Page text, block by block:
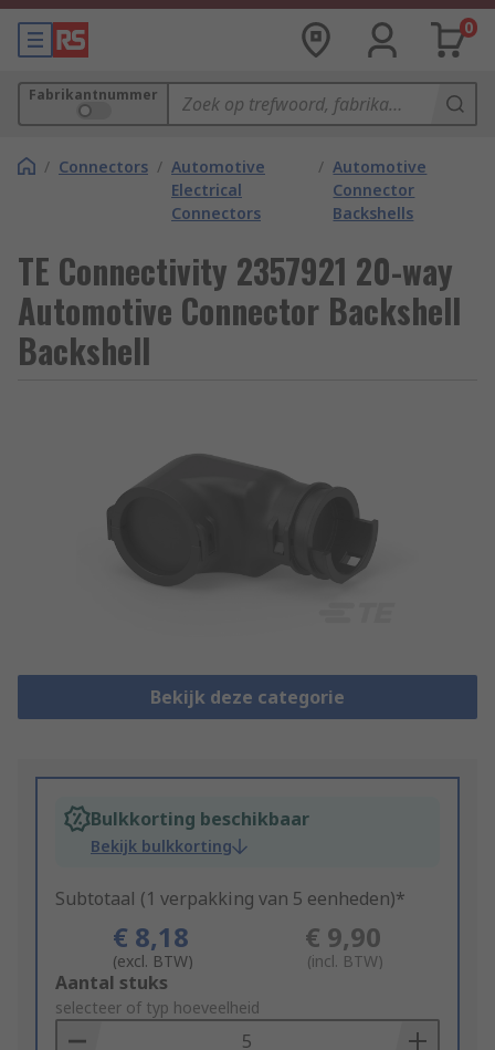
0
Fabrikantnummer
/ Connectors / Automotive
Electrical
Connectors
/ Automotive
Connector
Backshells
TE Connectivity 2357921 20-way
Automotive Connector Backshell
Backshell
Bekijk deze categorie
Bulkkorting beschikbaar
Bekijk bulkkorting
Subtotaal (1 verpakking van 5 eenheden)*
€ 8,18
(excl. BTW)
€ 9,90
(incl. BTW)
Add
to
Basket
Aantal stuks
selecteer of typ hoeveelheid